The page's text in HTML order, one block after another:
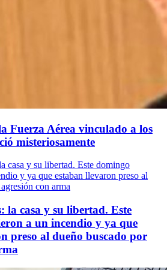
Fuerza Aérea vinculado a los
misteriosamente
la casa y su libertad. Este
a un incendio y ya que
preso al dueño buscado por